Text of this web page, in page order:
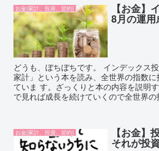
お金(家計、投資、節約) 【お金】
8月の運用
どうも、ぼちぼちです。 インデックス
家計」という本を読み、全世界の指数
ていま す。ざっくりと本の内容を説明
で見れば成長を続けていくので全世界の
お金(家計、投資、節約) 【お金】
それが投